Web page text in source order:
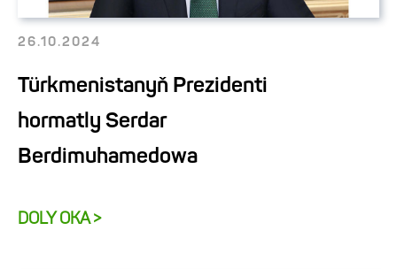
26.10.2024
Türkmenistanyň Prezidenti
hormatly Serdar
Berdimuhamedowa
DOLY OKA >